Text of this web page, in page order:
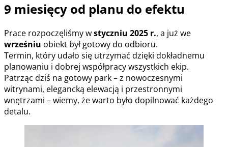
9 miesięcy od planu do efektu
Prace rozpoczęliśmy wstyczniu 2025 r., a już we
wrześniu obiekt był gotowy do odbioru.
Termin, który udało się utrzymać dzięki dokładnemu
planowaniu i dobrej współpracy wszystkich ekip.
Patrząc dziś na gotowy park – z nowoczesnymi
witrynami, elegancką elewacją i przestronnymi
wnętrzami – wiemy, że warto było dopilnować każdego
detalu.